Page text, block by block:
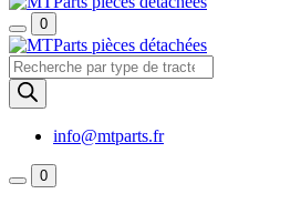
0
Recherche
de
produits
info@mtparts.fr
0